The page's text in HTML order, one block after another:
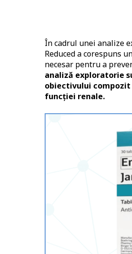
În cadrul unei analize
Reduced a corespuns
necesar pentru a
analiză exploratorie
obiectivului compozit
funcției renale.